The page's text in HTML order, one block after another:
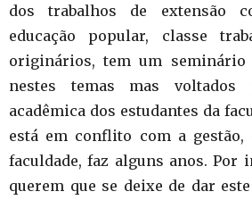
dos trabalhos de extensão
educação popular, classe
originários, tem um seminário
nestes temas mas voltados
acadêmica dos estudantes da
está em conflito com a gestão,
faculdade, faz alguns anos. Por
querem que se deixe de dar